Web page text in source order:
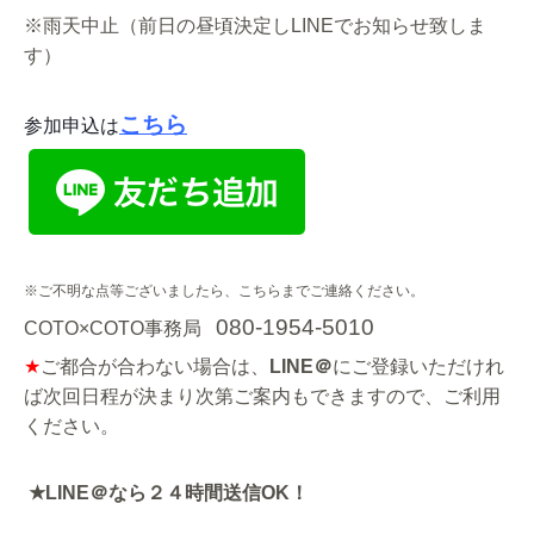
※雨天中止（前日の昼頃決定しLINEでお知らせ致しま
す）
参加申込はこちら
※ご不明な点等ございましたら、こちらまでご連絡ください。
COTO×COTO事務局 080-1954-5010
★ご都合が合わない場合は、 LINE＠にご登録いただけれ
ば次回日程が決まり次第ご案内もできますので、ご利用
ください。
★LINE＠なら２４時間送信OK ！